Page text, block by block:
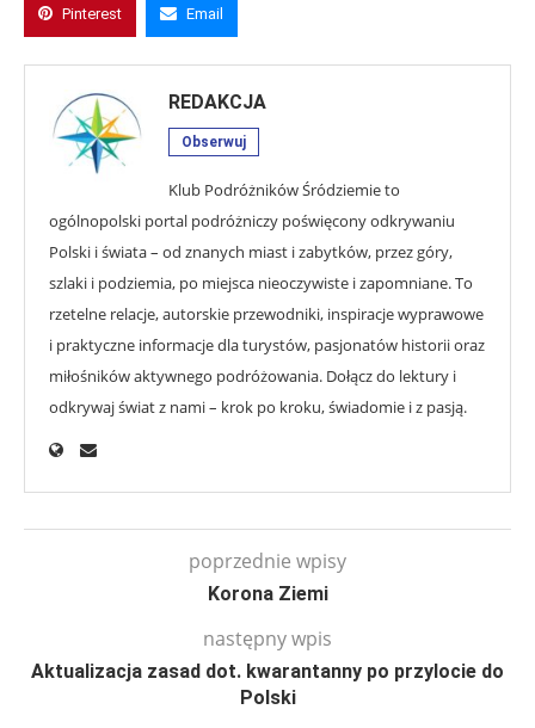
Pinterest Email
REDAKCJA
Obserwuj
Klub Podróżników Śródziemie to
ogólnopolski portal podróżniczy poświęcony odkrywaniu
Polski i świata – od znanych miast i zabytków, przez góry,
szlaki i podziemia, po miejsca nieoczywiste i zapomniane. To
rzetelne relacje, autorskie przewodniki, inspiracje wyprawowe
i praktyczne informacje dla turystów, pasjonatów historii oraz
miłośników aktywnego podróżowania. Dołącz do lektury i
odkrywaj świat z nami – krok po kroku, świadomie i z pasją.
poprzednie wpisy
Korona Ziemi
następny wpis
Aktualizacja zasad dot. kwarantanny po przylocie do
Polski